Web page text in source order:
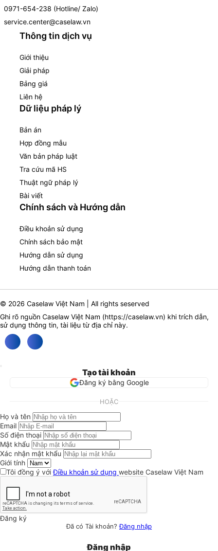
0971-654-238 (Hotline/ Zalo)
service.center@caselaw.vn
Thông tin dịch vụ
Giới thiệu
Giải pháp
Bảng giá
Liên hệ
Dữ liệu pháp lý
Bản án
Hợp đồng mẫu
Văn bản pháp luật
Tra cứu mã HS
Thuật ngữ pháp lý
Bài viết
Chính sách và Hướng dẫn
Điều khoản sử dụng
Chính sách bảo mật
Hướng dẫn sử dụng
Hướng dẫn thanh toán
© 2026 Caselaw Việt Nam | All rights seserved
Ghi rõ nguồn Caselaw Việt Nam (https://caselaw.vn) khi trích dẫn,
sử dụng thông tin, tài liệu từ địa chỉ này.
Tạo tài khoản
Đăng ký bằng Google
HOẶC
Họ và tên
Email
Số điện thoại
Mật khẩu
Xác nhận mật khẩu
Giới tính
Tôi đồng ý vớiĐiều khoản sử dụng website Caselaw Việt Nam
Đăng ký
Đã có Tài khoản?Đăng nhập
Đăng nhập